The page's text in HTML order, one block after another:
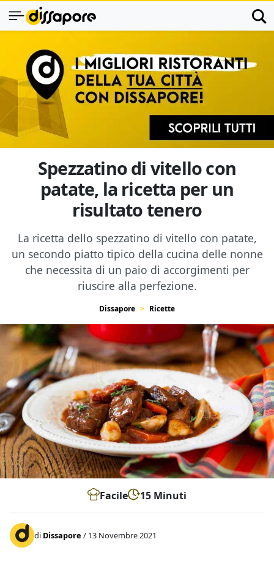
Spezzatino di vitello con
patate, la ricetta per un
risultato tenero
La ricetta dello spezzatino di vitello con patate,
un secondo piatto tipico della cucina delle nonne
che necessita di un paio di accorgimenti per
riuscire alla perfezione.
Dissapore Ricette
Facile 15 Minuti
di Dissapore / 13 Novembre 2021